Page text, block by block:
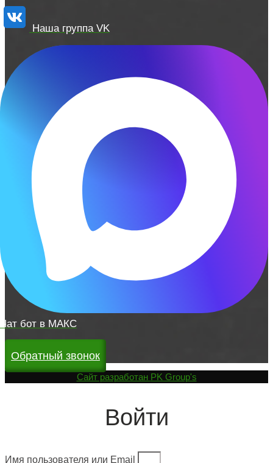
Наша группа VK
Чат бот в МАКС
Обратный звонок
Cайт разработан PK Group's
Войти
Имя пользователя или Email